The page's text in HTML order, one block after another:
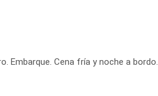
Embarque. Cena fría y noche a bordo.